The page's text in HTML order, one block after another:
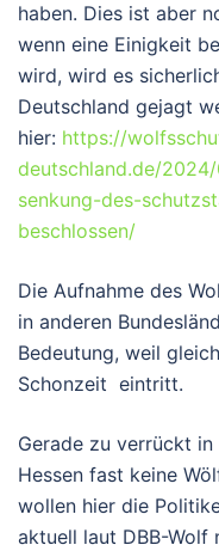
haben. Dies ist aber
wenn eine Einigkeit
wird, wird es
Deutschland gejagt
hier: https://
deutschland.de/
senkung-des-
beschlossen/
Die Aufnahme des
in anderen
Bedeutung, weil
Schonzeit eintritt.
Gerade zu verrückt
Hessen fast keine
wollen hier die
aktuell laut DBB-Wolf